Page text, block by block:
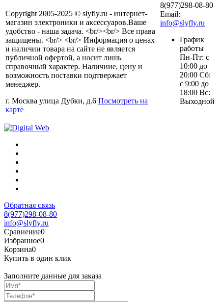
Copyright 2005-2025 © slyfly.ru - интернет-
магазин электроники и аксессуаров.Ваше
удобство - наша задача. <br/><br/> Все права
защищены. <br/> <br/> Информация о ценах
и наличии товара на сайте не является
публичной офертой, а носит лишь
справочный характер. Наличиие, цену и
возможность поставки подтвержает
менеджер.
г. Москва улица Дубки, д.6 Посмотреть на
карте
8(977)298-08-80
Email:
info@slyfly.ru
График
работы
Пн-Пт: с
10:00 до
20:00 Сб:
с 9:00 до
18:00 Вс:
Выходной
Обратная связь
8(977)298-08-80
info@slyfly.ru
Сравнение0
Избранное0
Корзина0
Купить в один клик
Заполните данные для заказа